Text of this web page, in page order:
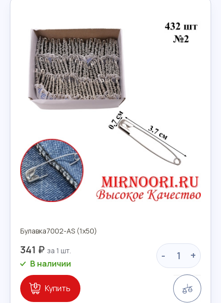
Булавка7002-AS (1х50)
341 ₽ - +
В наличии
Купить